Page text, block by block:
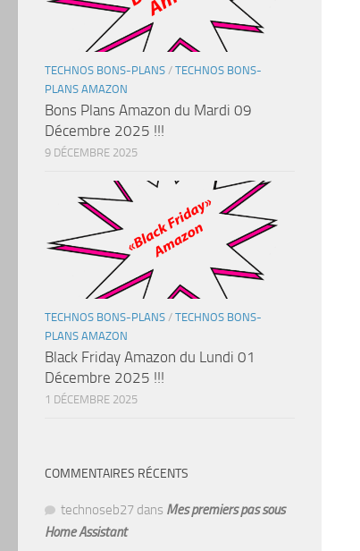
TECHNOS BONS-PLANS / TECHNOS BONS-
PLANS AMAZON
Bons Plans Amazon du Mardi 09
Décembre 2025 !!!
9 DÉCEMBRE 2025
TECHNOS BONS-PLANS / TECHNOS BONS-
PLANS AMAZON
Black Friday Amazon du Lundi 01
Décembre 2025 !!!
1 DÉCEMBRE 2025
COMMENTAIRES RÉCENTS
technoseb27 dans Mes premiers pas sous
Home Assistant